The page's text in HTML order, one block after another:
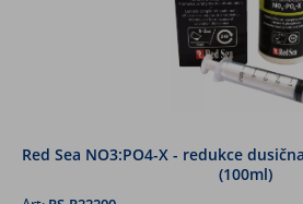
Red Sea NO3:PO4-X - redukce
(100ml)